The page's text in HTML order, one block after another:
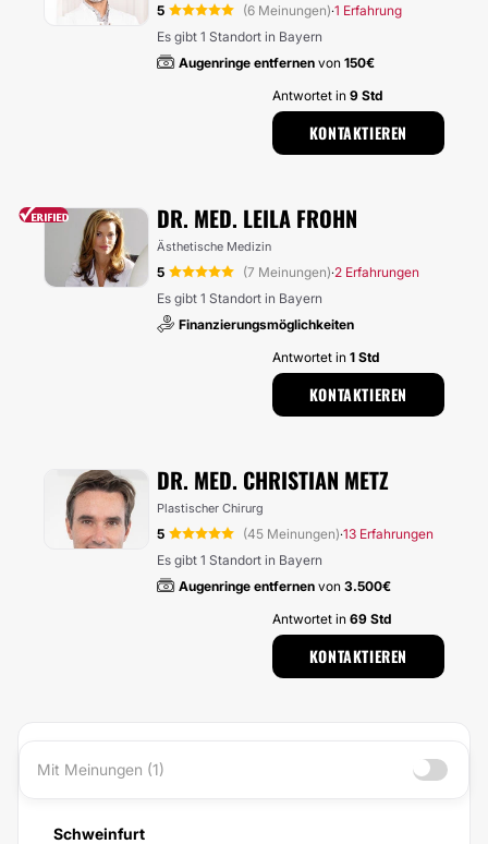
5 (6 Meinungen)·1 Erfahrung
Es gibt 1 Standort in Bayern
Augenringe entfernen von 150€
Antwortet in 9 Std
KONTAKTIEREN
DR. MED. LEILA FROHN
Ästhetische Medizin
5 (7 Meinungen)·2 Erfahrungen
Es gibt 1 Standort in Bayern
Finanzierungsmöglichkeiten
Antwortet in 1 Std
KONTAKTIEREN
DR. MED. CHRISTIAN METZ
Plastischer Chirurg
5 (45 Meinungen)·13 Erfahrungen
Es gibt 1 Standort in Bayern
Augenringe entfernen von 3.500€
Antwortet in 69 Std
KONTAKTIEREN
Mit Meinungen (1)
Schweinfurt